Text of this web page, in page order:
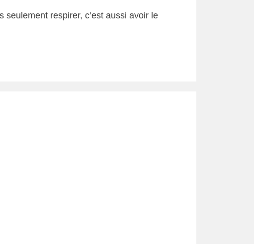
respirer, c’est aussi avoir le